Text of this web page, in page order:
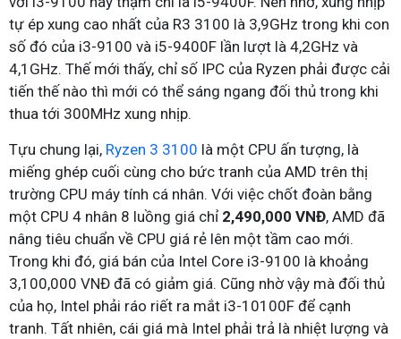
tự ép xung cao nhất của R3 3100 là 3,9GHz trong khi con
số đó của i3-9100 và i5-9400F lần lượt là 4,2GHz và
4,1GHz. Thế mới thấy, chỉ số IPC của Ryzen phải được cải
tiến thế nào thì mới có thể sáng ngang đối thủ trong khi
thua tới 300MHz xung nhịp.
Tựu chung lại, Ryzen 3 3100 là một CPU ấn tượng, là
miếng ghép cuối cùng cho bức tranh của AMD trên thị
trường CPU máy tính cá nhân. Với việc chốt đoàn bằng
một CPU 4 nhân 8 luồng giá chỉ 2,490,000 VNĐ, AMD đã
nâng tiêu chuẩn về CPU giá rẻ lên một tầm cao mới.
Trong khi đó, giá bán của Intel Core i3-9100 là khoảng
3,100,000 VNĐ đã có giảm giá. Cũng nhờ vậy mà đối thủ
của họ, Intel phải ráo riết ra mắt i3-10100F để cạnh
tranh. Tất nhiên, cái giá mà Intel phải trả là nhiệt lượng và